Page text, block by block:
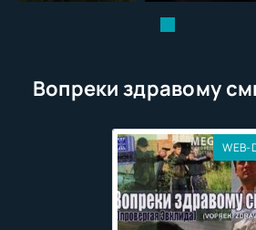
Вопреки здравому
WEB-